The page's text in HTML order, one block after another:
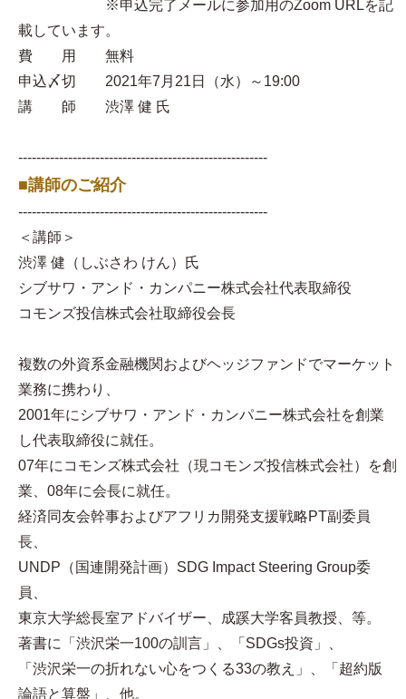
※申込完了メールに参加用のZoom URLを記
載しています。
費 用 無料
申込〆切 2021年7月21日（水）～19:00
講 師 渋澤 健 氏
-------------------------------------------------------
■講師のご紹介
-------------------------------------------------------
＜講師＞
渋澤 健（しぶさわ けん）氏
シブサワ・アンド・カンパニー株式会社代表取締役
コモンズ投信株式会社取締役会長
複数の外資系金融機関およびヘッジファンドでマーケット
業務に携わり、
2001年にシブサワ・アンド・カンパニー株式会社を創業
し代表取締役に就任。
07年にコモンズ株式会社（現コモンズ投信株式会社）を創
業、08年に会長に就任。
経済同友会幹事およびアフリカ開発支援戦略PT副委員
長、
UNDP（国連開発計画）SDG Impact Steering Group委
員、
東京大学総長室アドバイザー、成蹊大学客員教授、等。
著書に「渋沢栄一100の訓言」、「SDGs投資」、
「渋沢栄一の折れない心をつくる33の教え」、「超約版
論語と算盤」、他。